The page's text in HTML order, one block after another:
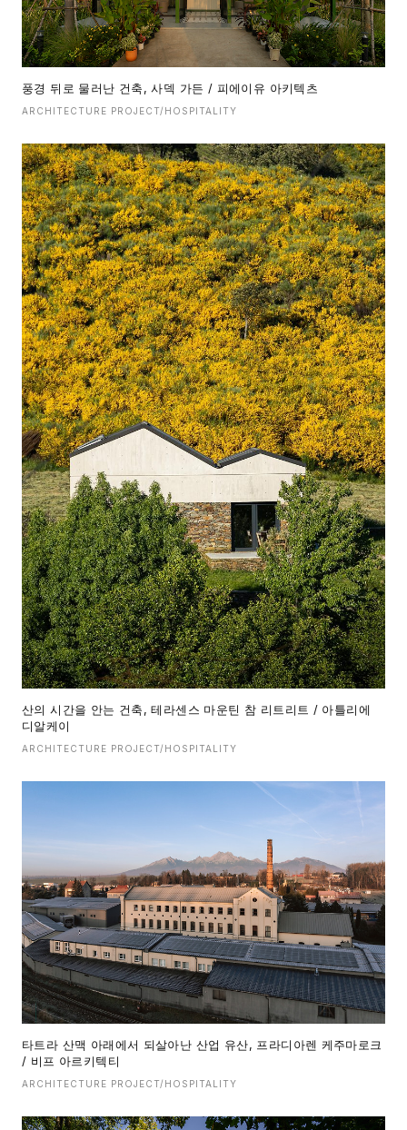
풍경 뒤로 물러난 건축, 사덱 가든 / 피에이유 아키텍츠
ARCHITECTURE PROJECT/HOSPITALITY
산의 시간을 안는 건축, 테라센스 마운틴 참 리트리트 / 아틀리에
디알케이
ARCHITECTURE PROJECT/HOSPITALITY
타트라 산맥 아래에서 되살아난 산업 유산, 프라디아렌 케주마로크
/ 비프 아르키텍티
ARCHITECTURE PROJECT/HOSPITALITY